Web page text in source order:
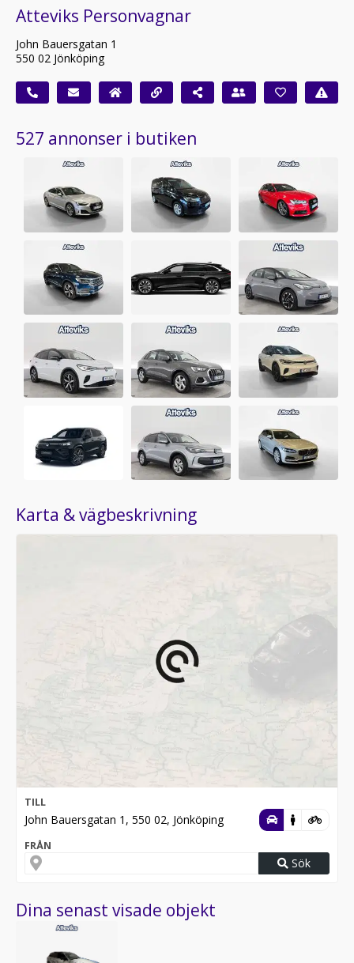
Atteviks Personvagnar
John Bauersgatan 1
550 02 Jönköping
527 annonser i butiken
Karta & vägbeskrivning
TILL
John Bauersgatan 1, 550 02, Jönköping
FRÅN
Sök
Dina senast visade objekt